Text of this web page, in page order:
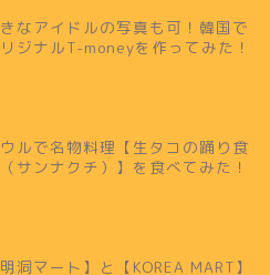
なアイドルの写真も可！韓国で
ジナルT-moneyを作ってみた！
ルで名物料理【生タコの踊り食
サンナクチ）】を食べてみた！
明洞マート】と【KOREA MART】